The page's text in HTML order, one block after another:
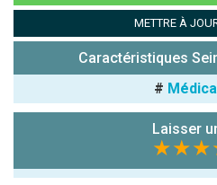
7x4 (en
:
METTRE À
Caractéristiques
#
Laisser